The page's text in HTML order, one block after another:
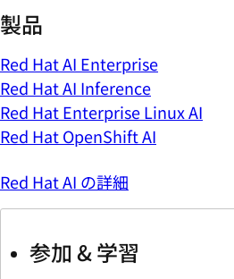
製品
Red Hat AI Enterprise
Red Hat AI Inference
Red Hat Enterprise Linux AI
Red Hat OpenShift AI
Red Hat AI の詳細
参加 & 学習